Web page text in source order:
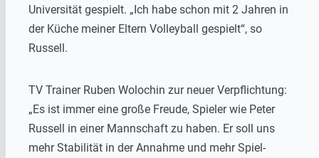
Universität gespielt. „Ich habe schon mit 2 Jahren in
der Küche meiner Eltern Volleyball gespielt“, so
Russell.
TV Trainer Ruben Wolochin zur neuer Verpflichtung:
„Es ist immer eine große Freude, Spieler wie Peter
Russell in einer Mannschaft zu haben. Er soll uns
mehr Stabilität in der Annahme und mehr Spiel-